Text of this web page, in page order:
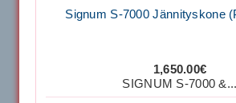
Signum S-7000 Jännityskone
1,650.00€
SIGNUM S-7000 &...